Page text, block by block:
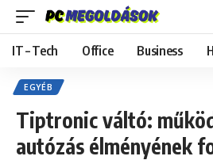
IT – Tech Office Business
EGYÉB
Tiptronic váltó:
autózás élményének